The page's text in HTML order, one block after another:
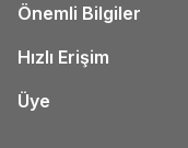
Önemli Bilgiler
Hızlı Erişim
Üye